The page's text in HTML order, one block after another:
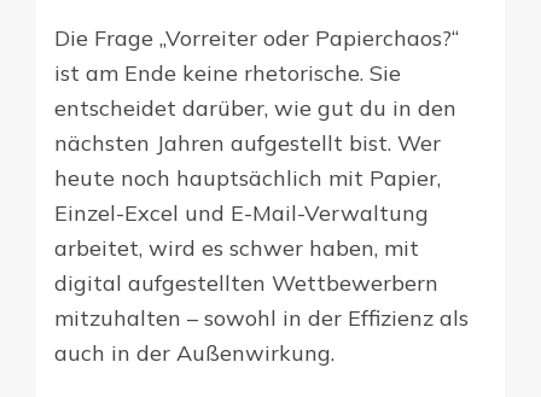
Die Frage „Vorreiter oder Papierchaos?“
ist am Ende keine rhetorische. Sie
entscheidet darüber, wie gut du in den
nächsten Jahren aufgestellt bist. Wer
heute noch hauptsächlich mit Papier,
Einzel-Excel und E-Mail-Verwaltung
arbeitet, wird es schwer haben, mit
digital aufgestellten Wettbewerbern
mitzuhalten – sowohl in der Effizienz als
auch in der Außenwirkung.